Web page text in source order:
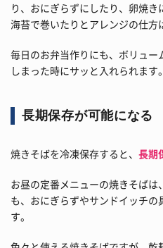
り、おにぎらずにしたり、卵焼き
海苔で巻いたりとアレンジの仕方
毎日のお弁当作りにも、ボリュ
しまった時にサッと入れられます。
長期保存が可能になる
焼きそばを冷凍保存すると、 長期
お昼の定番メニューの焼きそば
も、おにぎらずやサンドイッチの
す。